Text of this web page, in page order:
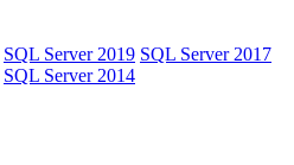
SQL Server 2019 SQL Server 2017
SQL Server 2014